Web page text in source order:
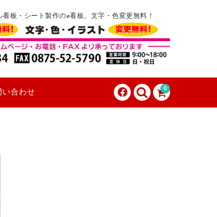
板・シート製作のe看板。文字・色変更無料！
0
い合わせ